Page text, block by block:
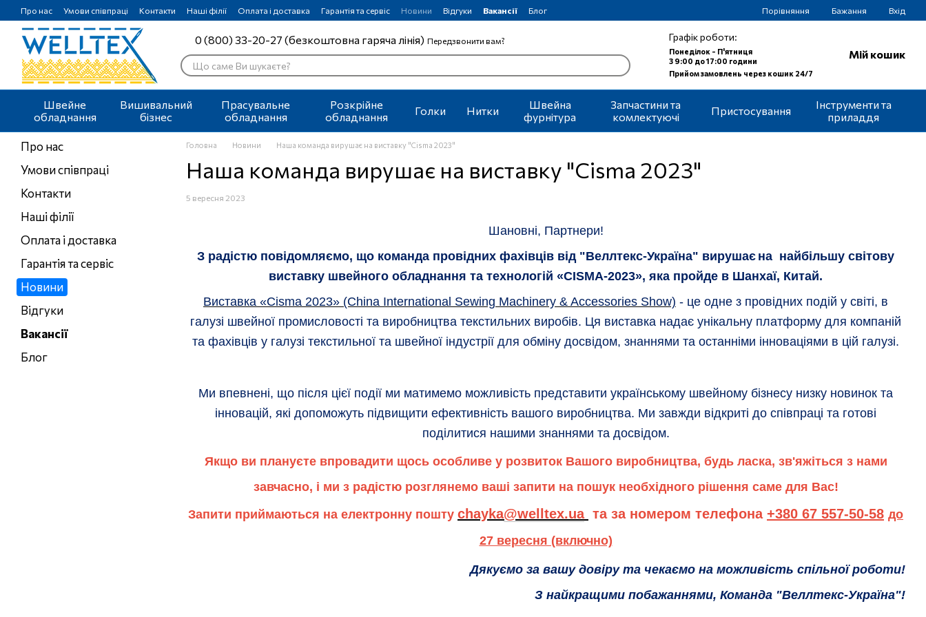
Перейти до основного контенту
Про нас Умови співпраці Контакти Наші філії Оплата і доставка Гарантія та сервіс Новини Відгуки Вакансії Блог Порівняння Бажання Вхід
0 (800) 33-20-27 (безкоштовна гаряча лінія) Передзвонити вам? Графік роботи:
Понеділок - П'ятниця
З 9:00 до 17:00 години
Прийом замовлень через кошик 24/7
Мій кошик
Швейне
обладнання
Вишивальний
бізнес
Прасувальне
обладнання
Розкрійне
обладнання
Голки Нитки
Швейна
фурнітура
Запчастини та
комлектуючі
Пристосування
Інструменти та
приладдя
Головна Новини Наша команда вирушає на виставку "Cisma 2023"
Наша команда вирушає на виставку "Cisma 2023"
5 вересня 2023
Шановні, Партнери!
З радістю повідомляємо, що команда провідних фахівців від "Веллтекс-Україна" вирушає на найбільшу світову
виставку швейного обладнання та технологій «CISMA-2023», яка пройде в Шанхаї, Китай.
Виставка «Cisma 2023» (China International Sewing Machinery & Accessories Show) - це одне з провідних подій у світі, в
галузі швейної промисловості та виробництва текстильних виробів. Ця виставка надає унікальну платформу для компаній
та фахівців у галузі текстильної та швейної індустрії для обміну досвідом, знаннями та останніми інноваціями в цій галузі.
Ми впевнені, що після цієї події ми матимемо можливість представити українському швейному бізнесу низку новинок та
інновацій, які допоможуть підвищити ефективність вашого виробництва. Ми завжди відкриті до співпраці та готові
поділитися нашими знаннями та досвідом.
Якщо ви плануєте впровадити щось особливе у розвиток Вашого виробництва, будь ласка, зв'яжіться з нами
завчасно, і ми з радістю розглянемо ваші запити на пошук необхідного рішення саме для Вас!
Запити приймаються на електронну пошту chayka@welltex.ua та за номером телефона +380 67 557-50-58 до
27 вересня (включно)
Дякуємо за вашу довіру та чекаємо на можливість спільної роботи!
З найкращими побажаннями, Команда "Веллтекс-Україна"!
Про нас
Умови співпраці
Контакти
Наші філії
Оплата і доставка
Гарантія та сервіс
Новини
Відгуки
Вакансії
Блог